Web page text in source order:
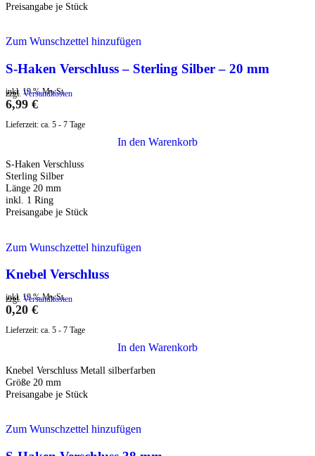
Preisangabe je Stück
Zum Wunschzettel hinzufügen
S-Haken Verschluss – Sterling Silber – 20 mm
inkl. 19 % MwSt.
zzgl. Versandkosten
6,99 €
Lieferzeit: ca. 5 - 7 Tage
In den Warenkorb
S-Haken Verschluss
Sterling Silber
Länge 20 mm
inkl. 1 Ring
Preisangabe je Stück
Zum Wunschzettel hinzufügen
Knebel Verschluss
inkl. 19 % MwSt.
zzgl. Versandkosten
0,20 €
Lieferzeit: ca. 5 - 7 Tage
In den Warenkorb
Knebel Verschluss Metall silberfarben
Größe 20 mm
Preisangabe je Stück
Zum Wunschzettel hinzufügen